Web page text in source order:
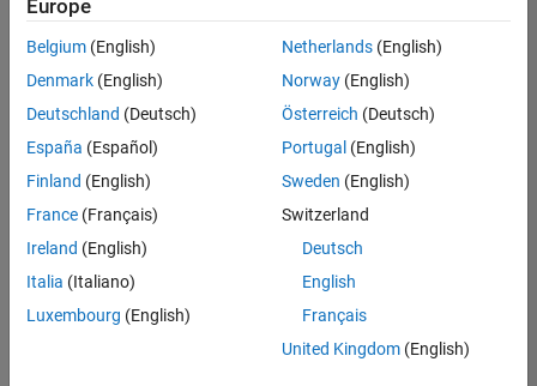
Les
descriptions
poste
n’ont
pas
été
traduites.
Effectuez
Europe
Belgium (English)
Denmark (English)
Deutschland (Deutsch)
España (Español)
Finland (English)
France (Français)
Ireland (English)
Italia (Italiano)
Luxembourg (English)
Netherlands(English)
Norway(English)
Österreich (Deutsch)
Portugal (English)
Sweden (English)
Switzerland
Deutsch
English
Français
United Kingdom(English)